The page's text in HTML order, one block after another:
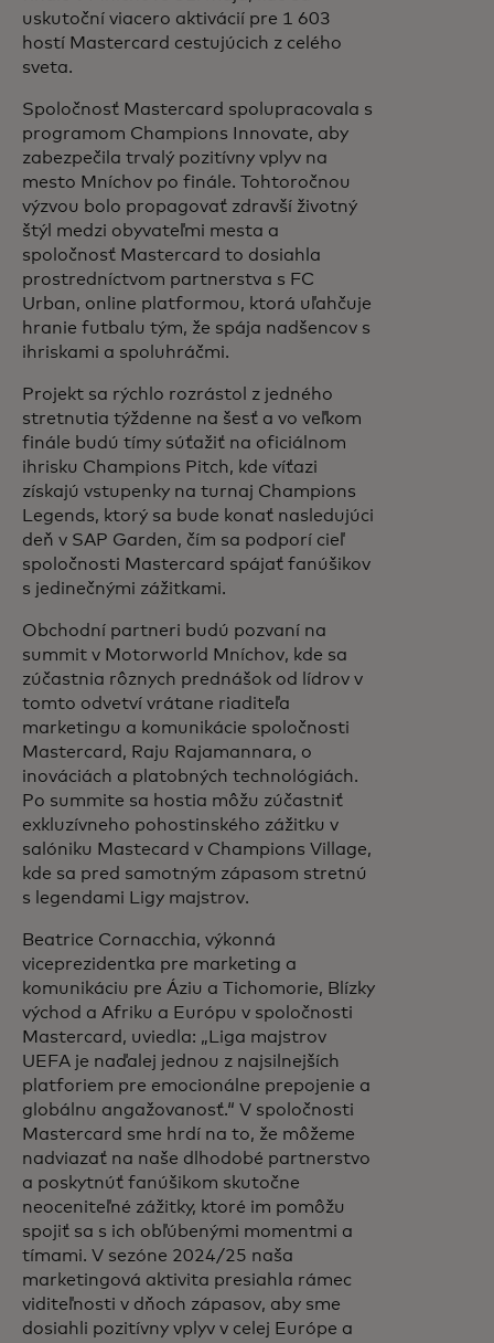
uskutoční viacero aktivácií pre 1 603
hostí Mastercard cestujúcich z celého
sveta.
Spoločnosť Mastercard spolupracovala s
programom Champions Innovate, aby
zabezpečila trvalý pozitívny vplyv na
mesto Mníchov po finále. Tohtoročnou
výzvou bolo propagovať zdravší životný
štýl medzi obyvateľmi mesta a
spoločnosť Mastercard to dosiahla
prostredníctvom partnerstva s FC
Urban, online platformou, ktorá uľahčuje
hranie futbalu tým, že spája nadšencov s
ihriskami a spoluhráčmi.
Projekt sa rýchlo rozrástol z jedného
stretnutia týždenne na šesť a vo veľkom
finále budú tímy súťažiť na oficiálnom
ihrisku Champions Pitch, kde víťazi
získajú vstupenky na turnaj Champions
Legends, ktorý sa bude konať nasledujúci
deň v SAP Garden, čím sa podporí cieľ
spoločnosti Mastercard spájať fanúšikov
s jedinečnými zážitkami.
Obchodní partneri budú pozvaní na
summit v Motorworld Mníchov, kde sa
zúčastnia rôznych prednášok od lídrov v
tomto odvetví vrátane riaditeľa
marketingu a komunikácie spoločnosti
Mastercard, Raju Rajamannara, o
inováciách a platobných technológiách.
Po summite sa hostia môžu zúčastniť
exkluzívneho pohostinského zážitku v
salóniku Mastecard v Champions Village,
kde sa pred samotným zápasom stretnú
s legendami Ligy majstrov.
Beatrice Cornacchia, výkonná
viceprezidentka pre marketing a
komunikáciu pre Áziu a Tichomorie, Blízky
východ a Afriku a Európu v spoločnosti
Mastercard, uviedla: „Liga majstrov
UEFA je naďalej jednou z najsilnejších
platforiem pre emocionálne prepojenie a
globálnu angažovanosť.“ V spoločnosti
Mastercard sme hrdí na to, že môžeme
nadviazať na naše dlhodobé partnerstvo
a poskytnúť fanúšikom skutočne
neoceniteľné zážitky, ktoré im pomôžu
spojiť sa s ich obľúbenými momentmi a
tímami. V sezóne 2024/25 naša
marketingová aktivita presiahla rámec
viditeľnosti v dňoch zápasov, aby sme
dosiahli pozitívny vplyv v celej Európe a